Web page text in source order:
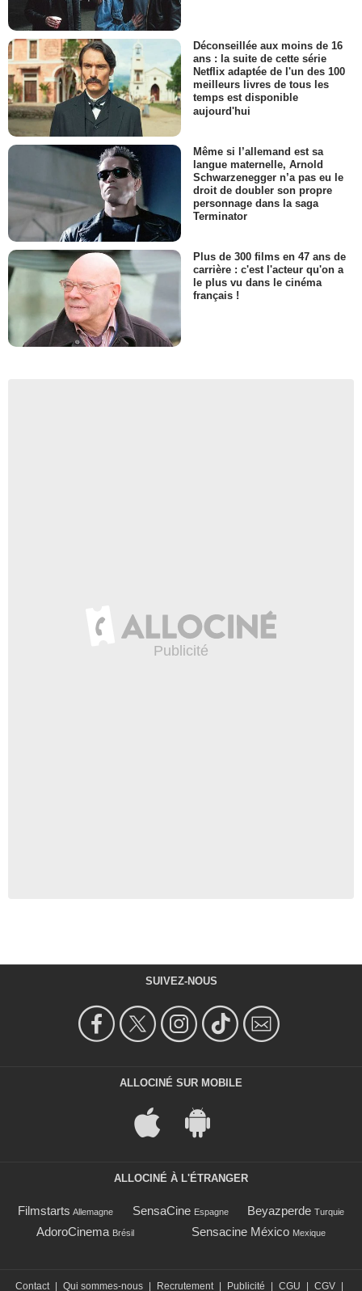
Déconseillée aux moins de 16
ans : la suite de cette série
Netflix adaptée de l'un des 100
meilleurs livres de tous les
temps est disponible
aujourd'hui
Même si l’allemand est sa
langue maternelle, Arnold
Schwarzenegger n’a pas eu le
droit de doubler son propre
personnage dans la saga
Terminator
Plus de 300 films en 47 ans de
carrière : c'est l'acteur qu'on a
le plus vu dans le cinéma
français !
SUIVEZ-NOUS
ALLOCINÉ SUR MOBILE
ALLOCINÉ À L'ÉTRANGER
Filmstarts Allemagne SensaCine Espagne Beyazperde Turquie
AdoroCinema Brésil Sensacine México Mexique
Contact Qui sommes-nous Recrutement Publicité CGU CGV